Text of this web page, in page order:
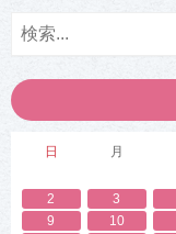
日 月
2
3
9
10